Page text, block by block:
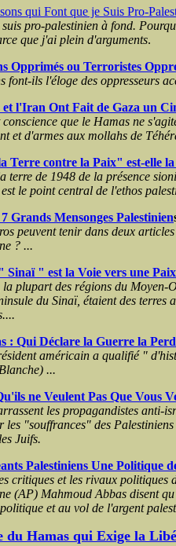
qui Font que je Suis Pro-
suis pro-palestinien à fond.
que j'ai plein d'arguments.
Opprimés ou Terroristes
font-ils l'éloge des oppresseurs
et l'Iran Ont Fait de Gaza un
que le Hamas ne
et d'armes aux mollahs de
Terre contre la Paix" est-elle
terre de 1948 de la présence
le point central de l'ethos
Grands Mensonges Palestinien
peuvent tenir dans deux
? ...
" est la Voie vers une
la plupart des régions du Moyen-
du Sinaï, étaient des terres
: Qui Déclare la Guerre la
américain a qualifié "
...
ne Veulent Pas Que Vous
les propagandistes anti-
les "souffrances" des
Juifs.
Palestiniens Une Politique
critiques et les rivaux politiques
(AP) Mahmoud Abbas disent
et au vol de l'argent
du Hamas qui Exige la